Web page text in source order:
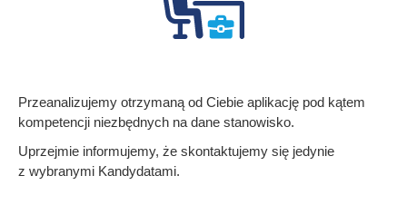
Przeanalizujemy otrzymaną od Ciebie aplikację pod kątem
kompetencji niezbędnych na dane stanowisko.
Uprzejmie informujemy, że skontaktujemy się jedynie
z wybranymi Kandydatami.